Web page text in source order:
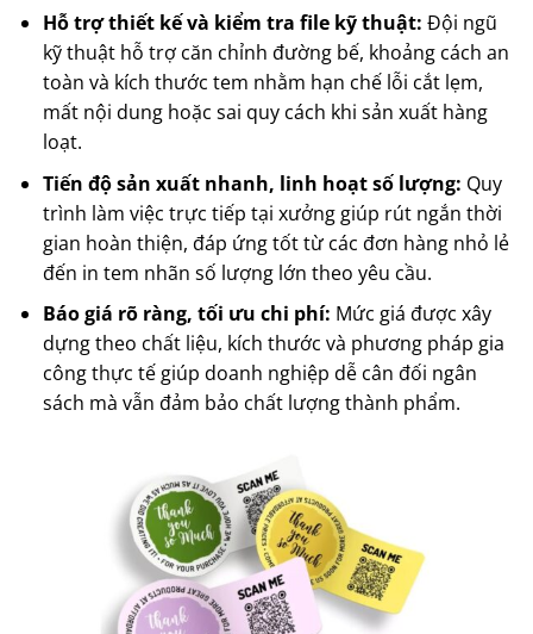
Hỗ trợ thiết kế và kiểm tra file kỹ thuật: Đội ngũ
kỹ thuật hỗ trợ căn chỉnh đường bế, khoảng cách an
toàn và kích thước tem nhằm hạn chế lỗi cắt lẹm,
mất nội dung hoặc sai quy cách khi sản xuất hàng
loạt.
Tiến độ sản xuất nhanh, linh hoạt số lượng: Quy
trình làm việc trực tiếp tại xưởng giúp rút ngắn thời
gian hoàn thiện, đáp ứng tốt từ các đơn hàng nhỏ lẻ
đến in tem nhãn số lượng lớn theo yêu cầu.
Báo giá rõ ràng, tối ưu chi phí: Mức giá được xây
dựng theo chất liệu, kích thước và phương pháp gia
công thực tế giúp doanh nghiệp dễ cân đối ngân
sách mà vẫn đảm bảo chất lượng thành phẩm.